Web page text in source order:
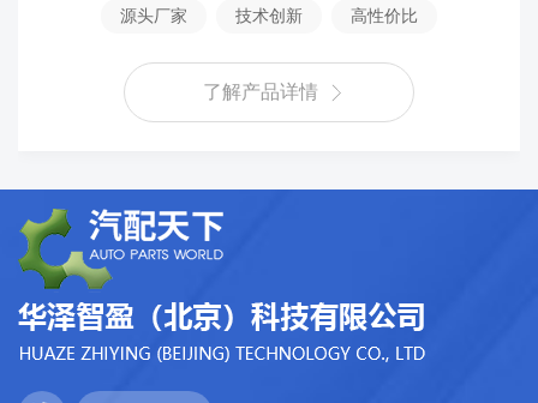
源头厂家 技术创新 高性价比
了解产品详情